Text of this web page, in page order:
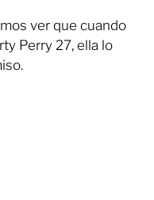
ver que cuando
Perry 27, ella lo